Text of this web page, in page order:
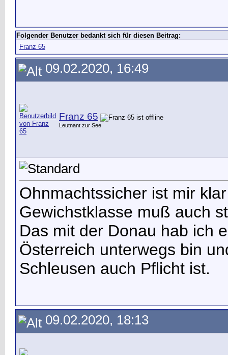
Folgender Benutzer bedankt sich für diesen Beitrag:
Franz 65
09.02.2020, 16:49
Franz 65
Leutnant zur See
Ohnmachtssicher ist mir
Gewichstklasse muß auch
Das mit der Donau hab ich
Österreich unterwegs bin
Schleusen auch Pflicht ist.
09.02.2020, 18:13